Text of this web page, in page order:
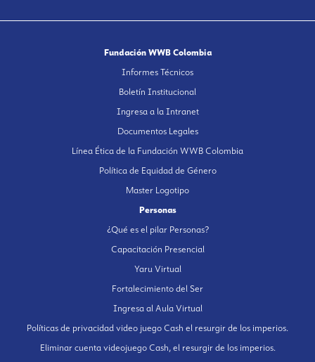
Fundación WWB Colombia
Informes Técnicos
Boletín Institucional
Ingresa a la Intranet
Documentos Legales
Línea Ética de la Fundación WWB Colombia
Política de Equidad de Género
Master Logotipo
Personas
¿Qué es el pilar Personas?
Capacitación Presencial
Yaru Virtual
Fortalecimiento del Ser
Ingresa al Aula Virtual
Políticas de privacidad video juego Cash el resurgir de los imperios.
Eliminar cuenta videojuego Cash, el resurgir de los imperios.